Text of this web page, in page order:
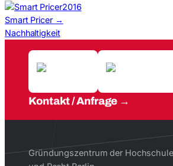
2016
Smart Pricer →
Nachhaltigkeit
Kontakt / Anfrage
Gründungszentrum der